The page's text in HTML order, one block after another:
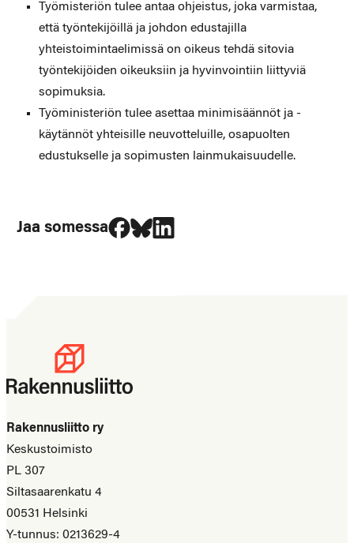
Työmisteriön tulee antaa ohjeistus, joka varmistaa,
että työntekijöillä ja johdon edustajilla
yhteistoimintaelimissä on oikeus tehdä sitovia
työntekijöiden oikeuksiin ja hyvinvointiin liittyviä
sopimuksia.
Työministeriön tulee asettaa minimisäännöt ja -
käytännöt yhteisille neuvotteluille, osapuolten
edustukselle ja sopimusten lainmukaisuudelle.
Jaa somessa
Jaa Facebookissa
Jaa Blueskyssa
Jaa LinkedIn:ssä
Rakennusliitto ry
Keskustoimisto
PL 307
Siltasaarenkatu 4
00531 Helsinki
Y-tunnus: 0213629-4